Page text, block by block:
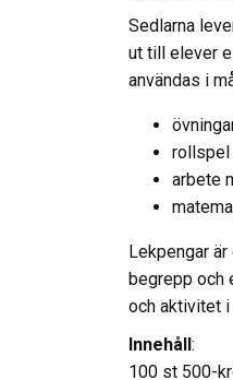
Sedlarna
ut till elever
användas i
rollspel
arbete
Lekpengar
begrepp och
och aktivitet i
Innehåll:
100 st 500-